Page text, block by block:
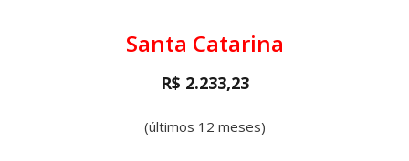
Santa Catarina
R$ 2.233,23
(últimos 12 meses)